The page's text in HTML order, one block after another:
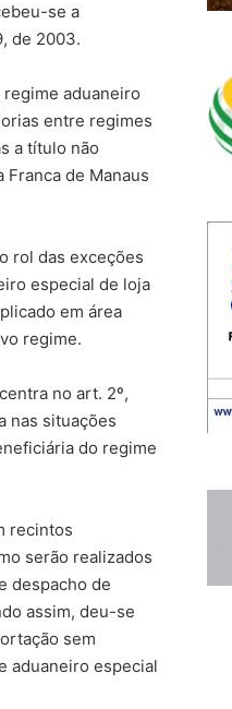
se a
de 2003.
regime aduaneiro
entre regimes
a título não
de Manaus
rol das exceções
especial de loja
em área
regime.
no art. 2º,
nas situações
do regime
recintos
serão realizados
despacho de
assim, deu-se
sem
aduaneiro especial